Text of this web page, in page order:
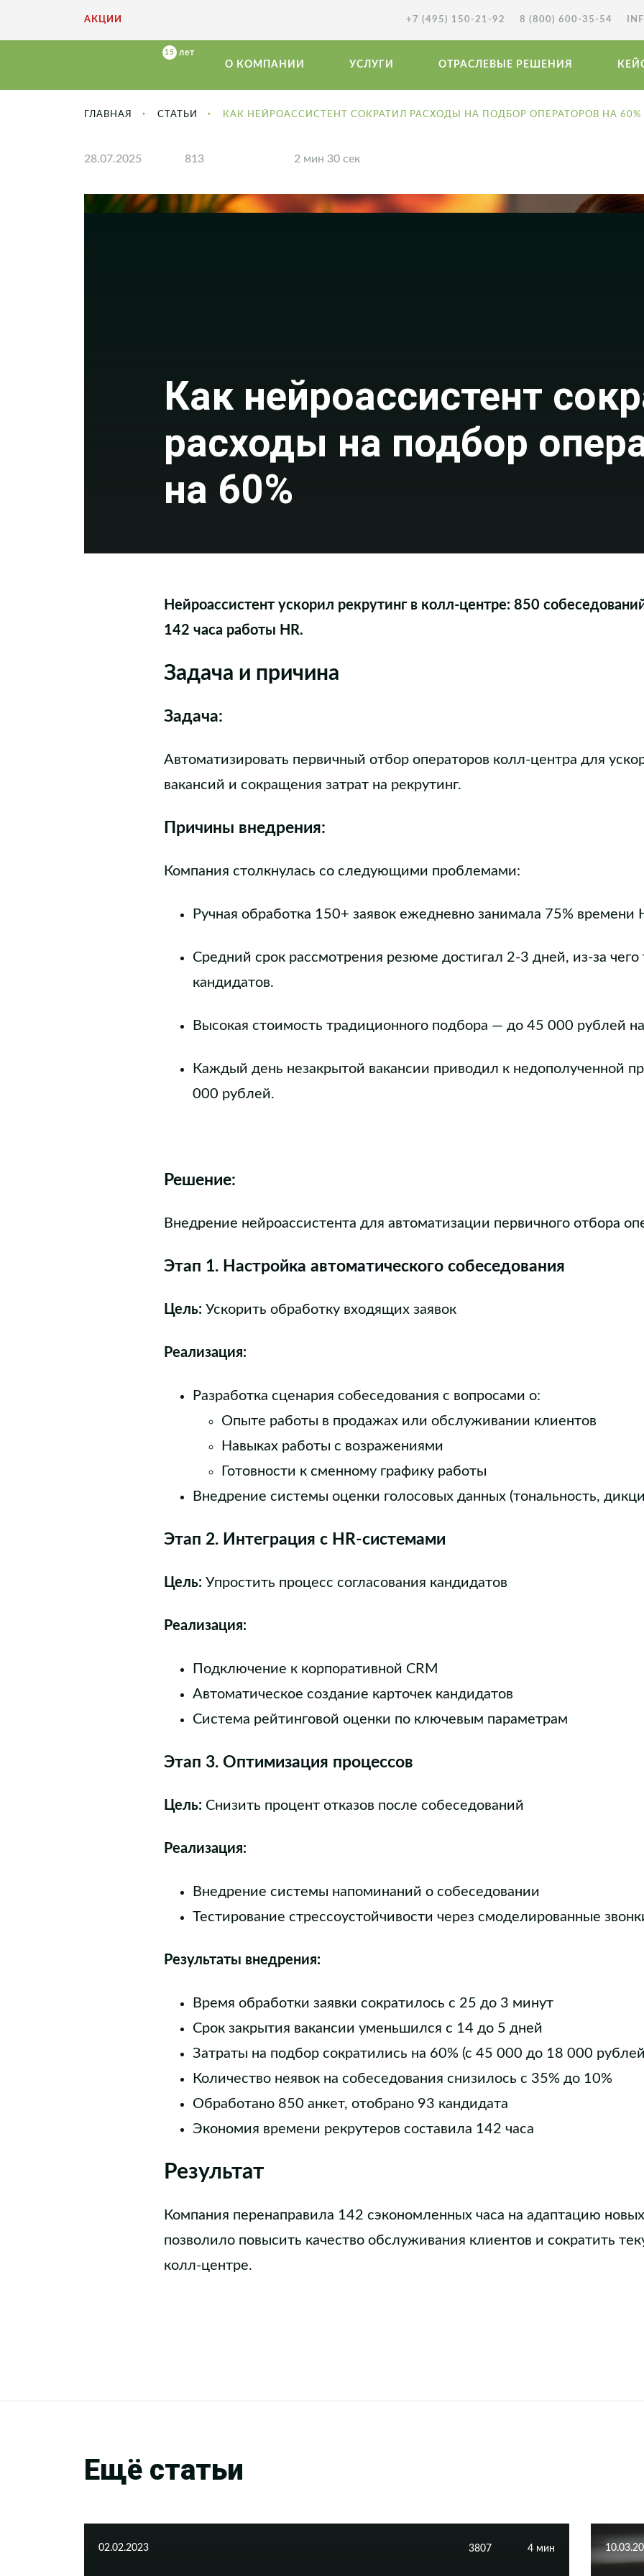
АКЦИИ +7 (495) 150-21-92 8 (800) 600-35-54
О КОМПАНИИ УСЛУГИ ОТРАСЛЕВЫЕ РЕШЕНИЯ
ГЛАВНАЯ СТАТЬИ КАК НЕЙРОАССИСТЕНТ СОКРАТИЛ РАСХОДЫ НА ПОДБОР ОПЕРАТОРОВ НА 60%
28.07.2025 813 2 мин 30 сек
Как нейроассистент
расходы на подбор
на 60%
Нейроассистент ускорил рекрутинг в колл-центре: 850
142 часа работы HR.
Задача и причина
Задача:
Автоматизировать первичный отбор операторов колл-центра для
вакансий и сокращения затрат на рекрутинг.
Причины внедрения:
Компания столкнулась со следующими проблемами:
Ручная обработка 150+ заявок ежедневно занимала 75% времени
Средний срок рассмотрения резюме достигал 2-3 дней, из-за чего
кандидатов.
Высокая стоимость традиционного подбора — до 45 000 рублей
Каждый день незакрытой вакансии приводил к недополученной
000 рублей.
Решение:
Внедрение нейроассистента для автоматизации первичного отбора
Этап 1. Настройка автоматического собеседования
Цель: Ускорить обработку входящих заявок
Реализация:
Разработка сценария собеседования с вопросами о:
Опыте работы в продажах или обслуживании клиентов
Навыках работы с возражениями
Готовности к сменному графику работы
Внедрение системы оценки голосовых данных (тональность,
Этап 2. Интеграция с HR-системами
Цель: Упростить процесс согласования кандидатов
Реализация:
Подключение к корпоративной CRM
Автоматическое создание карточек кандидатов
Система рейтинговой оценки по ключевым параметрам
Этап 3. Оптимизация процессов
Цель: Снизить процент отказов после собеседований
Реализация:
Внедрение системы напоминаний о собеседовании
Тестирование стрессоустойчивости через смоделированные
Результаты внедрения:
Время обработки заявки сократилось с 25 до 3 минут
Срок закрытия вакансии уменьшился с 14 до 5 дней
Затраты на подбор сократились на 60% (с 45 000 до 18 000
Количество неявок на собеседования снизилось с 35% до 10%
Обработано 850 анкет, отобрано 93 кандидата
Экономия времени рекрутеров составила 142 часа
Результат
Компания перенаправила 142 сэкономленных часа на адаптацию
позволило повысить качество обслуживания клиентов и сократить
колл-центре.
Ещё статьи
02.02.2023 3807 4 мин